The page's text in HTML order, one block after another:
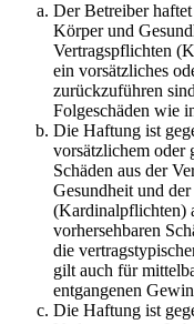
Der Betreiber
Körper und
Vertragspflichten
ein vorsätzliches
zurückzuführen
Folgeschäden wie
Die Haftung ist
vorsätzlichem oder
Schäden aus der
Gesundheit und
(Kardinalpflichten)
vorhersehbaren
die
gilt auch für
entgangenen
Die Haftung ist